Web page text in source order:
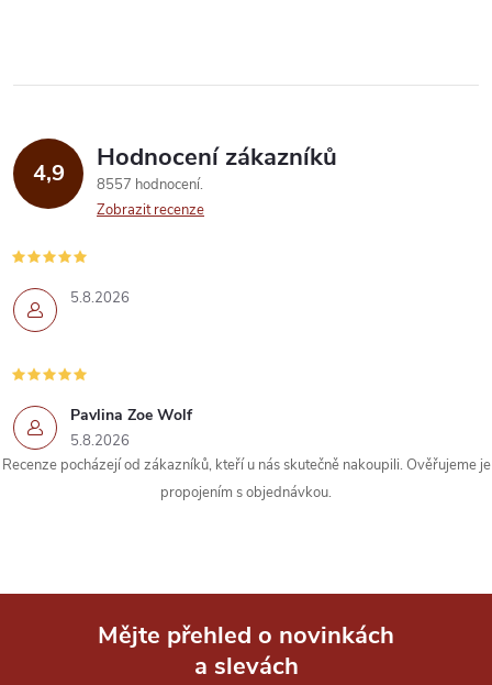
l
d
a
c
í
p
r
v
k
ý
4,9 Hodnocení zákazníků
8557 hodnocení
Zobrazit recenze
5.8.2026
Pavlina Zoe Wolf
5.8.2026
Recenze pocházejí od zákazníků, kteří u nás skutečně nakoupili. Ověřujeme je
propojením s objednávkou.
Mějte přehled o novinkách
a slevách